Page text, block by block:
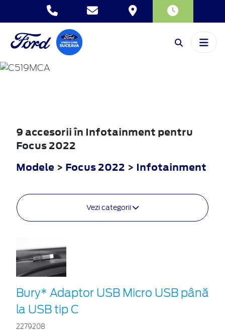
FOCUS
9 accesorii în Infotainment pentru
Focus 2022
Modele > Focus 2022 > Infotainment
Vezi categorii
Bury* Adaptor USB Micro USB până
la USB tip C
2279208